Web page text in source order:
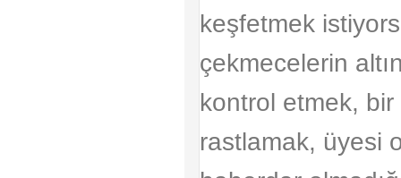
keşfetmek
çekmecelerin
kontrol etmek,
rastlamak, üyesi